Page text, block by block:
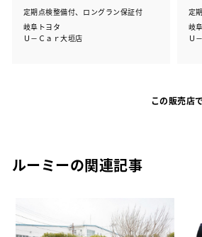
定期点検整備付、ロングラン保証付
岐阜トヨタ
Ｕ－Ｃａｒ大垣店
定
岐
Ｕ
この販売店
ルーミーの関連記事